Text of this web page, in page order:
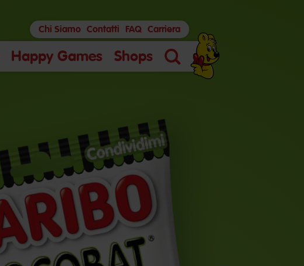
Happy Games Shops
Ricerca
Chi Siamo Contatti FAQ Carriera